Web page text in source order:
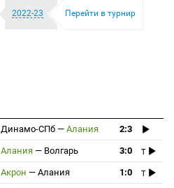
2022-23 Перейти в турнир
Динамо-СПб — Алания 2:3
Алания — Волгарь 3:0 T
Акрон — Алания 1:0 T